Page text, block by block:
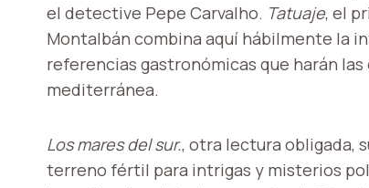
el detective Pepe Carvalho. Tatuaje, el
Montalbán combina aquí hábilmente la
referencias gastronómicas que harán
mediterránea.
Los mares del sur., otra lectura obligada,
terreno fértil para intrigas y misterios